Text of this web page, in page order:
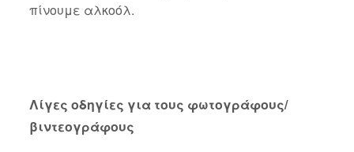
πίνουμε αλκοόλ.
Λίγες οδηγίες για τους φωτογράφους/
βιντεογράφους